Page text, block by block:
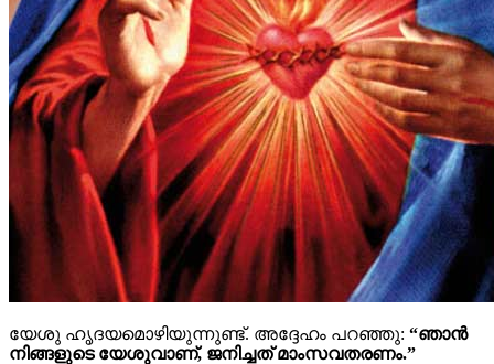
യേശു ഹൃദയമൊഴിയുന്നുണ്ട്. അദ്ദേഹം പറഞ്ഞു: “ഞാൻ
നിങ്ങളുടെ യേശുവാണ്, ജനിച്ചത് മാംസവതരണം.”